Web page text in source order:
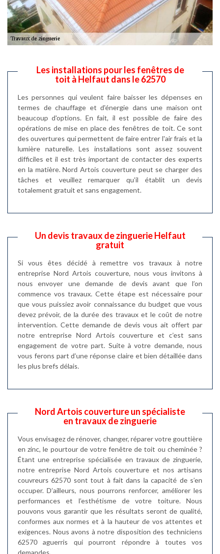
Les installations pour les fenêtres de
toit à Helfaut dans le 62570
Les personnes qui veulent faire baisser les dépenses en
termes de chauffage et d'énergie dans une maison ont
beaucoup d'options. En fait, il est possible de faire des
opérations de mise en place des fenêtres de toit. Ce sont
des ouvertures qui permettent de faire entrer l'air frais et la
lumière naturelle. Les installations sont assez souvent
difficiles et il est très important de contacter des experts
en la matière. Nord Artois couverture peut se charger des
tâches et veuillez remarquer qu'il établit un devis
totalement gratuit et sans engagement.
Un devis travaux de zinguerie Helfaut
gratuit
Si vous êtes décidé à remettre vos travaux à notre
entreprise Nord Artois couverture, nous vous invitons à
nous envoyer une demande de devis avant que l’on
commence vos travaux. Cette étape est nécessaire pour
que vous puissiez avoir connaissance du budget que vous
devez prévoir, de la durée des travaux et le coût de notre
intervention. Cette demande de devis vous ait offert par
notre entreprise Nord Artois couverture et c’est sans
engagement de votre part. Suite à votre demande, nous
vous ferons part d’une réponse claire et bien détaillée dans
les plus brefs délais.
Nord Artois couverture un spécialiste
en travaux de zinguerie
Vous envisagez de rénover, changer, réparer votre gouttière
en zinc, le pourtour de votre fenêtre de toit ou cheminée ?
Étant une entreprise spécialisée en travaux de zinguerie,
notre entreprise Nord Artois couverture et nos artisans
couvreurs 62570 sont tout à fait dans la capacité de s’en
occuper. D’ailleurs, nous pourrons renforcer, améliorer les
performances et l’esthétisme de votre toiture. Nous
pouvons vous garantir que les résultats seront de qualité,
conformes aux normes et à la hauteur de vos attentes et
exigences. Nous avons à notre disposition des techniciens
62570 aguerris qui pourront répondre à toutes vos
demandes.